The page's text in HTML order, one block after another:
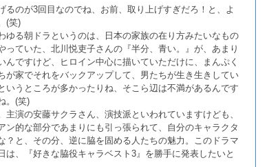
のが3回目なのでね、お前、取り上げすぎだろ！と、よ
(笑)
ゆる朝ドラというのは、日本の家族の在り方みたいなもの
ていた、北川悦吏子さんの『半分、青い。』が、あまり
ですけど、ヒロイン中心に描いていただけに、まんぷく
家でそれをバックアップして、男たちが生き生きしてい
うところが多かったりね、そこら辺は不満があるんです
。(笑)
演の安藤サクラさん、演技派といわれていますけども、
的な部分であまりにも引っ張られて、自分のキャラクタ
と、その分、逆に脇を固める人たちの魅力。このドラマ
、『好きな脇役キャラベスト3』を勝手に発表したいと